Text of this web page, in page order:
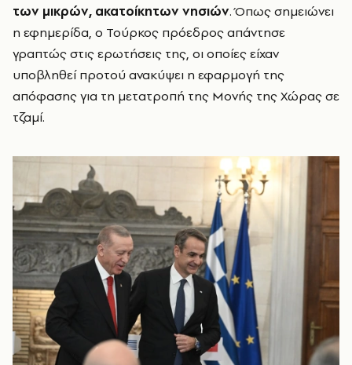
των μικρών, ακατοίκητων νησιών. Όπως σημειώνει
η εφημερίδα, ο Τούρκος πρόεδρος απάντησε
γραπτώς στις ερωτήσεις της, οι οποίες είχαν
υποβληθεί προτού ανακύψει η εφαρμογή της
απόφασης για τη μετατροπή της Μονής της Χώρας σε
τζαμί.